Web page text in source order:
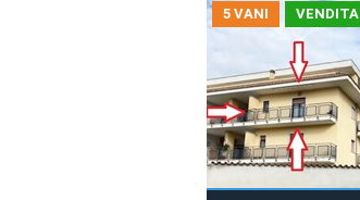
5 VANI VENDITA